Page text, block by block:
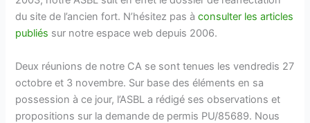
du site de l’ancien fort. N’hésitez pas àconsulter les articles
publiés sur notre espace web depuis 2006.
Deux réunions de notre CA se sont tenues les vendredis 27
octobre et 3 novembre. Sur base des éléments en sa
possession à ce jour, l’ASBL a rédigé ses observations et
propositions sur la demande de permis PU/85689. Nous